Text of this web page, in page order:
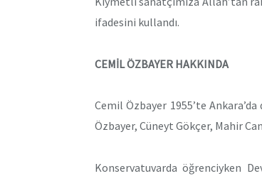
ifadesini kullandı.
CEMİL ÖZBAYER HAKKINDA
Cemil Özbayer 1955’te
Özbayer, Cüneyt Gökçer, Mahir
Konservatuvarda öğrenciyken